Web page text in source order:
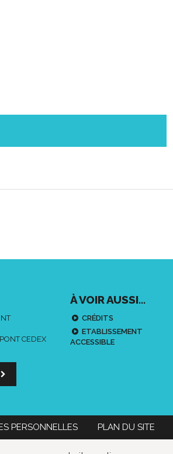
CEDEX
À VOIR AUSSI...
CRÉDITS
ETABLISSEMENT
ACCESSIBLE
PERSONNELLES PLAN DU SITE